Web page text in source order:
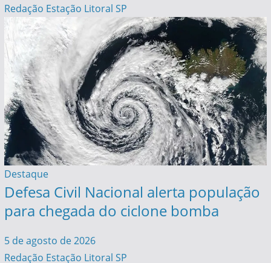
Redação Estação Litoral SP
Destaque
Defesa Civil Nacional alerta população
para chegada do ciclone bomba
5 de agosto de 2026
Redação Estação Litoral SP